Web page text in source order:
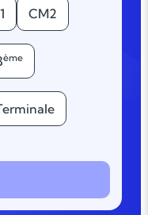
CM2
ème